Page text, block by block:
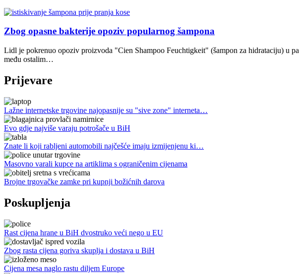
Zbog opasne bakterije opoziv popularnog šampona
Lidl je pokrenuo opoziv proizvoda "Cien Shampoo Feuchtigkeit" (šampon za hidrataciju) u
među ostalim…
Prijevare
Lažne internetske trgovine najopasnije su "sive zone" interneta…
Evo gdje najviše varaju potrošače u BiH
Znate li koji rabljeni automobili najčešće imaju izmijenjenu ki…
Masovno varali kupce na artiklima s ograničenim cijenama
Brojne trgovačke zamke pri kupnji božićnih darova
Poskupljenja
Rast cijena hrane u BiH dvostruko veći nego u EU
Zbog rasta cijena goriva skuplja i dostava u BiH
Cijena mesa naglo rastu diljem Europe